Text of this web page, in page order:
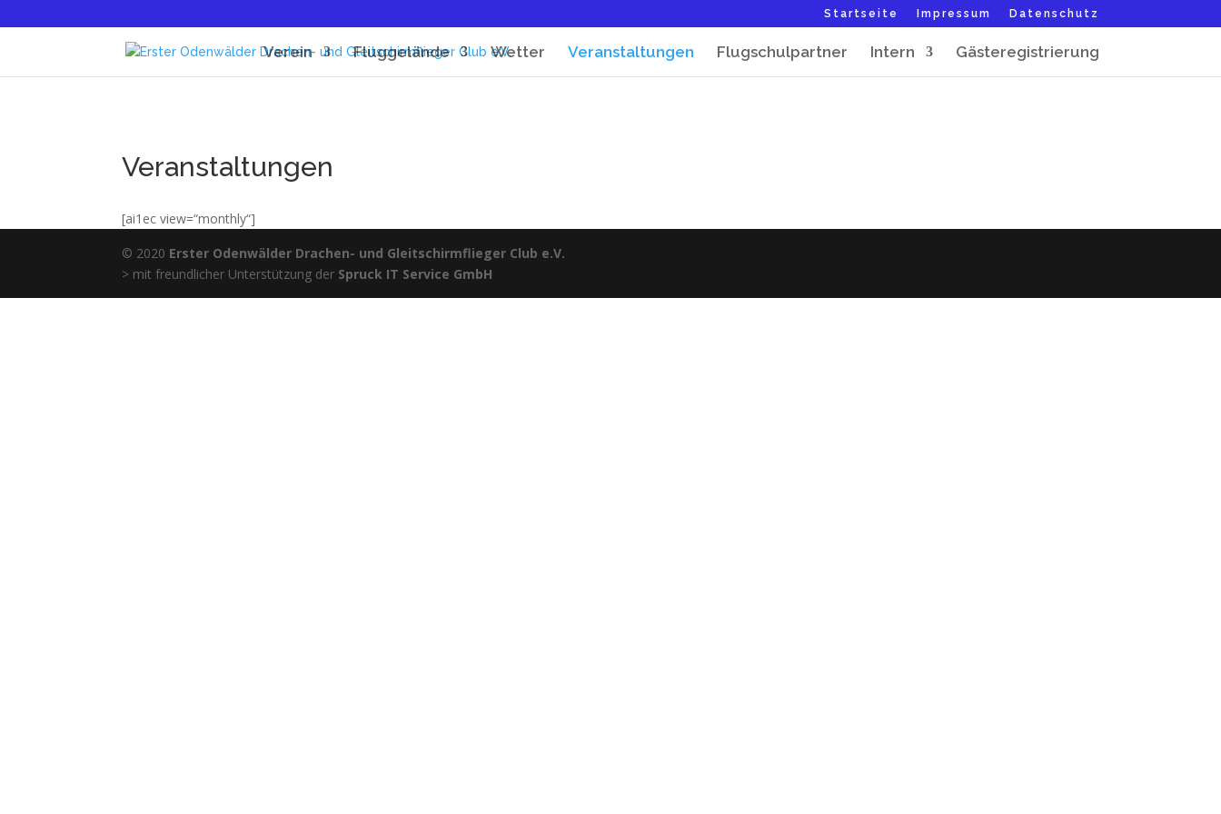
Startseite Impressum Datenschutz
Verein Fluggelände Wetter Veranstaltungen Flugschulpartner Intern Gästeregistrierung
Veranstaltungen
[ai1ec view=“monthly“]
© 2020 Erster Odenwälder Drachen- und Gleitschirmflieger Club e.V.
> mit freundlicher Unterstützung der Spruck IT Service GmbH